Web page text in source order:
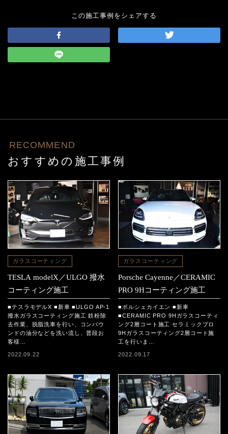
この施工事例をシェアする
RECOMMEND
おすすめの施工事例
ガラスコーティング
TESLA modelX／ULGO 撥水
コーティング施工
■テスラモデルX ■新車 ■ULGO AP-1
撥水ガラスコーティング施工 鉄粉除
去作業、脱脂洗車を行い、コンパウ
ンドの油分などを洗い流し、普段お
客様…
2022.09.22
ガラスコーティング
Porsche Cayenne／CERAMIC
PRO 9Hコーティング施工
■ポルシェカイエン ■新車
■CERAMIC PRO 9Hガラスコーティ
ング2層コート施工 セラミックプロ
9Hガラスコーティング2層コート施
工を行いま…
2022.09.17